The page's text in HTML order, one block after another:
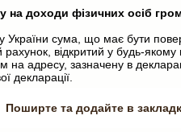
на доходи фізичних осіб
України сума, що має бути
рахунок, відкритий у будь-
адресу, зазначену в
декларації.
Поширте та додайте в